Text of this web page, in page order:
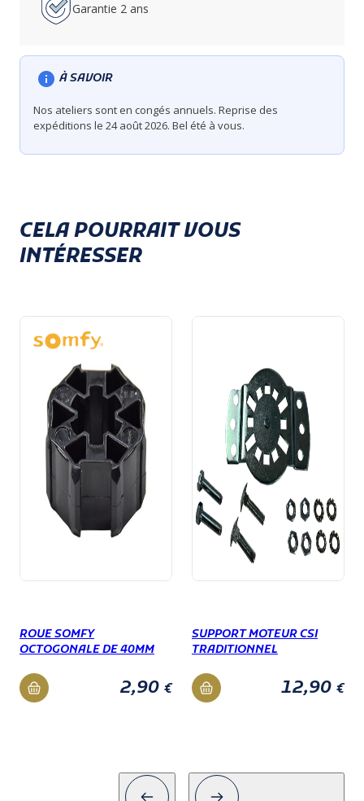
Garantie 2 ans
À SAVOIR
Nos ateliers sont en congés annuels. Reprise des
expéditions le 24 août 2026. Bel été à vous.
CELA POURRAIT VOUS
INTÉRESSER
ROUE SOMFY
OCTOGONALE DE 40MM
2,90 €
SUPPORT MOTEUR CSI
TRADITIONNEL
12,90 €